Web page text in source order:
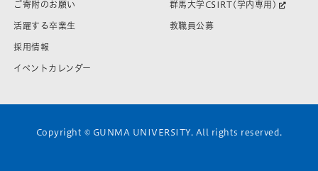
ご寄附のお願い
活躍する卒業生
採用情報
イベントカレンダー
群馬大学CSIRT(学内専用)
教職員公募
Copyright © GUNMA UNIVERSITY. All rights reserved.